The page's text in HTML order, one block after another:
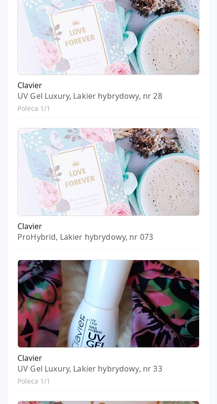
Clavier
UV Gel Luxury, Lakier hybrydowy, nr 28
Poleca 1/1
Clavier
ProHybrid, Lakier hybrydowy, nr 073
Clavier
UV Gel Luxury, Lakier hybrydowy, nr 33
Poleca 1/1